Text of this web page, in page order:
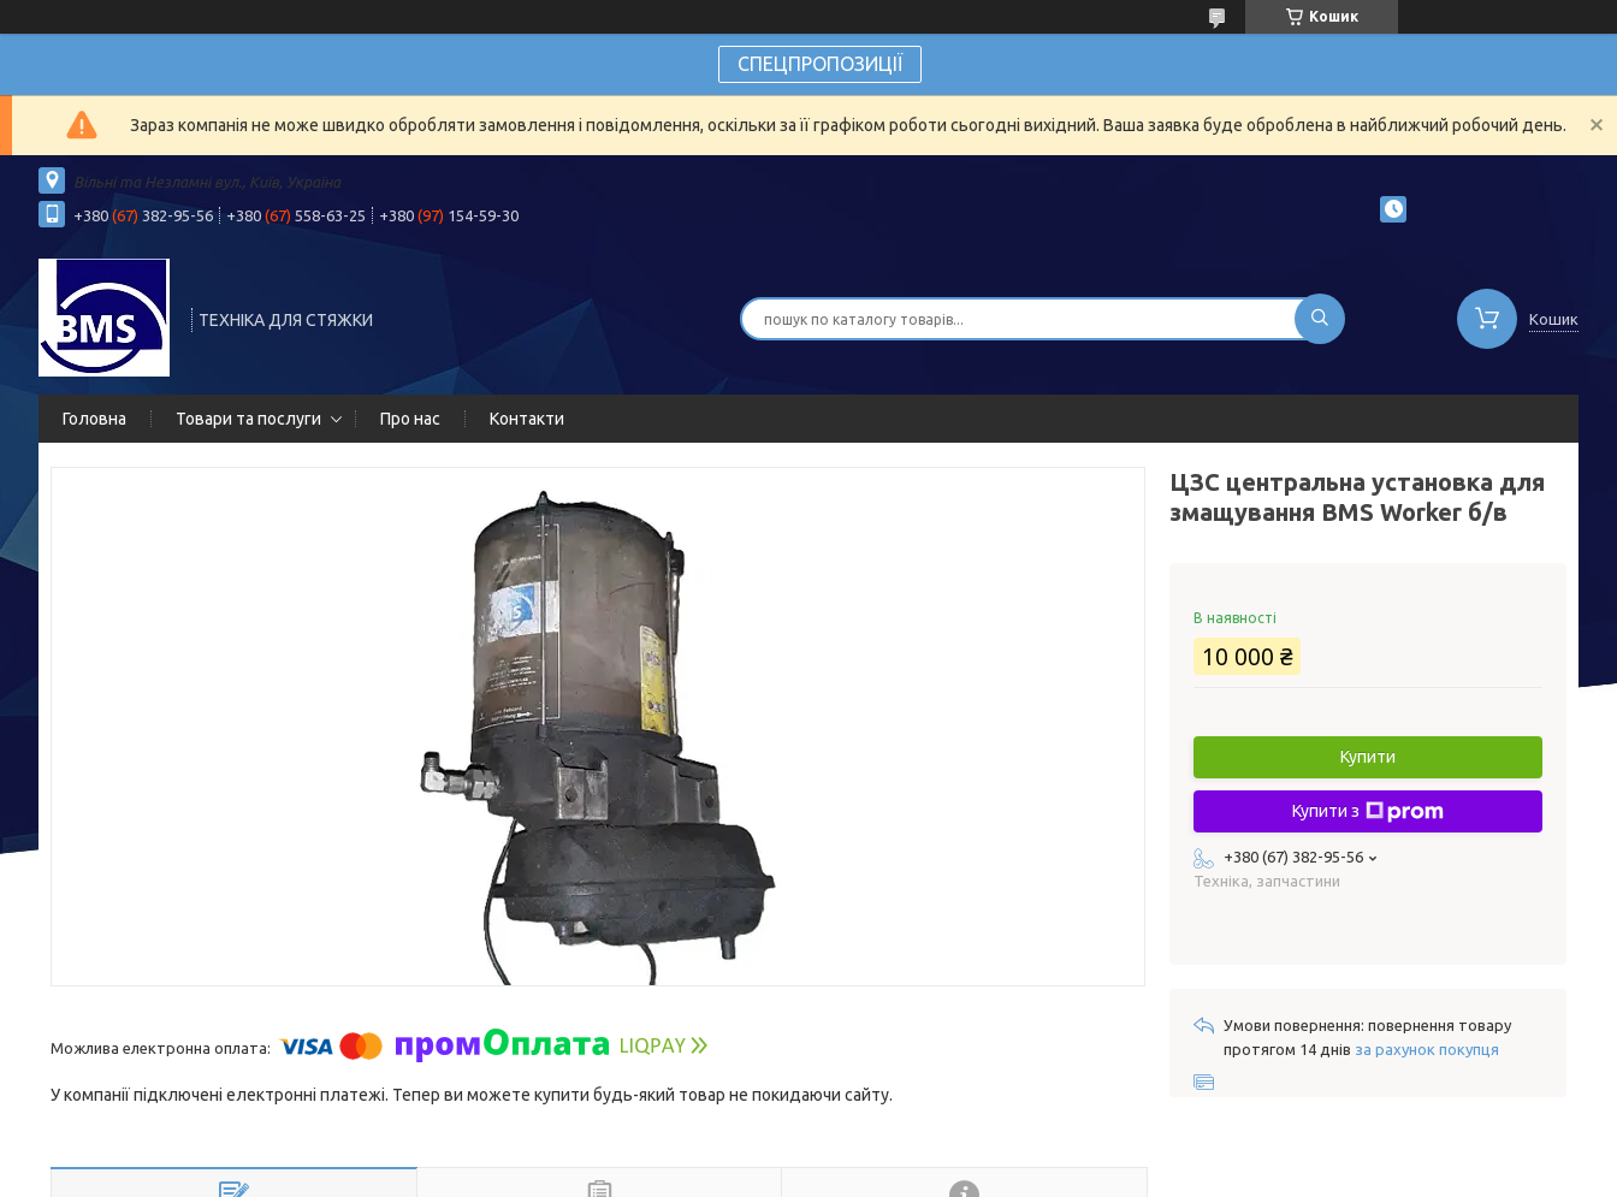
Кошик
СПЕЦПРОПОЗИЦІЇ
Зараз компанія не може швидко обробляти замовлення і повідомлення, оскільки за її графіком роботи сьогодні вихідний. Ваша заявка буде оброблена в найближчий робочий день.
Вільні та Незламні вул., Київ, Україна
+380 (67) 382-95-56 +380 (67) 558-63-25 +380 (97) 154-59-30
ТЕХНІКА ДЛЯ СТЯЖКИ Кошик
Головна Товари та послуги Про нас Контакти
У компанії підключені електронні платежі. Тепер ви можете купити будь-який товар не покидаючи сайту.
ЦЗС центральна установка для
змащування BMS Worker б/в
В наявності
10 000 ₴
Купити
Купити з
+380 (67) 382-95-56
Техніка, запчастини
повернення товару
протягом 14 днів за рахунок покупця